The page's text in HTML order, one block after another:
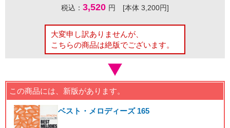
税込： 3,520 円 [本体 3,200円]
大変申し訳ありませんが、
こちらの商品は絶版でございます。
この商品には、新版があります。
ベスト・メロディーズ 165